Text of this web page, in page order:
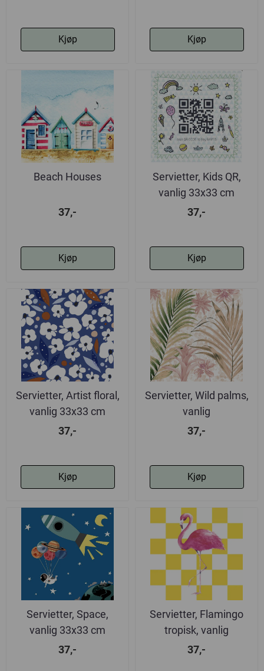
Kjøp Kjøp
Beach Houses
37,-
Kjøp
Servietter, Kids QR,
vanlig 33x33 cm
37,-
Kjøp
Servietter, Artist floral,
vanlig 33x33 cm
37,-
Kjøp
Servietter, Wild palms,
vanlig
37,-
Kjøp
Servietter, Space,
vanlig 33x33 cm
37,-
Servietter, Flamingo
tropisk, vanlig
37,-